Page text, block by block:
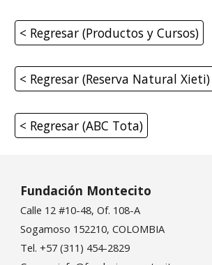
< Regresar (Productos y Cursos)
< Regresar (Reserva Natural Xieti)
< Regresar (ABC Tota)
Fundación Montecito
Calle 12 #10-48, Of. 108-A
Sogamoso 152210, COLOMBIA
Tel. +57 (311) 454-2829